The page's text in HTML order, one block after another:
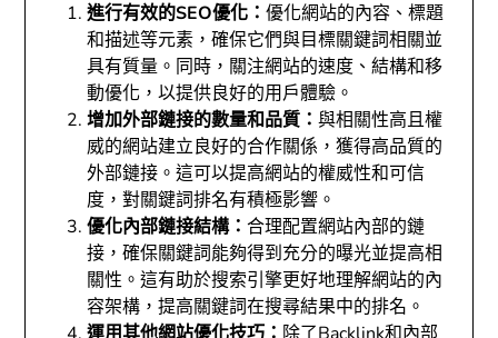
進行有效的SEO優化：優化網站的內容、標題
和描述等元素，確保它們與目標關鍵詞相關並
具有質量。同時，關注網站的速度、結構和移
動優化，以提供良好的用戶體驗。
增加外部鏈接的數量和品質：與相關性高且權
威的網站建立良好的合作關係，獲得高品質的
外部鏈接。這可以提高網站的權威性和可信
度，對關鍵詞排名有積極影響。
優化內部鏈接結構：合理配置網站內部的鏈
接，確保關鍵詞能夠得到充分的曝光並提高相
關性。這有助於搜索引擎更好地理解網站的內
容架構，提高關鍵詞在搜尋結果中的排名。